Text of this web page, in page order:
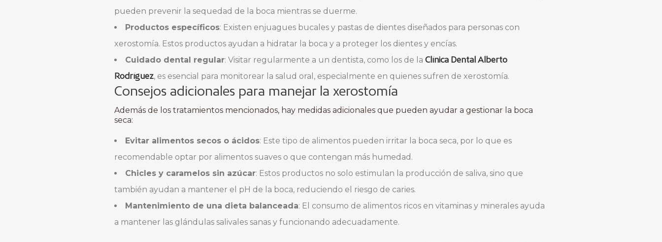
pueden prevenir la sequedad de la boca mientras se duerme.
Productos específicos: Existen enjuagues bucales y pastas de dientes diseñados para personas con
xerostomía. Estos productos ayudan a hidratar la boca y a proteger los dientes y encías.
Cuidado dental regular: Visitar regularmente a un dentista, como los de la Clínica Dental Alberto
Rodríguez, es esencial para monitorear la salud oral, especialmente en quienes sufren de xerostomía.
Consejos adicionales para manejar la xerostomía
Además de los tratamientos mencionados, hay medidas adicionales que pueden ayudar a gestionar la boca
seca:
Evitar alimentos secos o ácidos: Este tipo de alimentos pueden irritar la boca seca, por lo que es
recomendable optar por alimentos suaves o que contengan más humedad.
Chicles y caramelos sin azúcar: Estos productos no solo estimulan la producción de saliva, sino que
también ayudan a mantener el pH de la boca, reduciendo el riesgo de caries.
Mantenimiento de una dieta balanceada: El consumo de alimentos ricos en vitaminas y minerales ayuda
a mantener las glándulas salivales sanas y funcionando adecuadamente.